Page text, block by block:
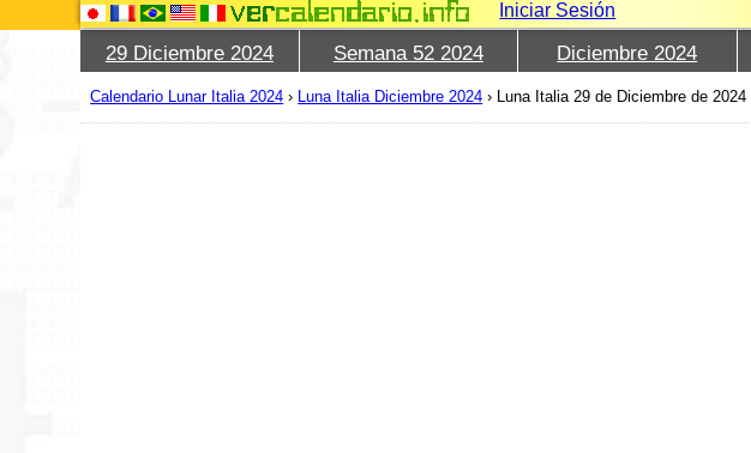
Iniciar Sesión
29 Diciembre 2024 Semana 52 2024 Diciembre 2024
Calendario Lunar Italia 2024 › Luna Italia Diciembre 2024 › Luna Italia 29 de Diciembre de 2024